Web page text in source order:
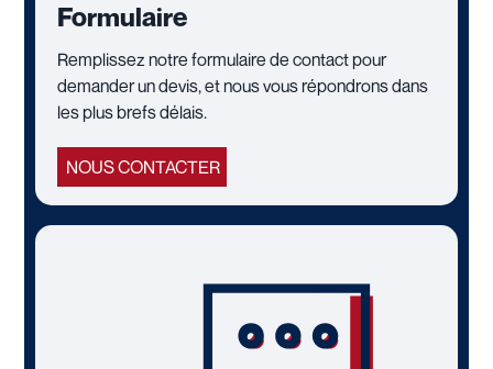
Formulaire
Remplissez notre formulaire de contact pour
demander un devis, et nous vous répondrons dans
les plus brefs délais.
NOUS CONTACTER